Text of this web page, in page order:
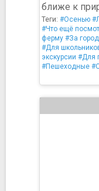
ближе к
Теги: #Осенью
#Что ещё
ферму #За
#Для
экскурсии #Для
#Пешеходные